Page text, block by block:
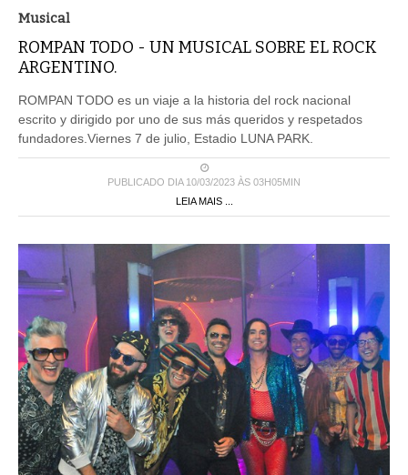
Musical
ROMPAN TODO - UN MUSICAL SOBRE EL ROCK
ARGENTINO.
ROMPAN TODO es un viaje a la historia del rock nacional
escrito y dirigido por uno de sus más queridos y respetados
fundadores.Viernes 7 de julio, Estadio LUNA PARK.
PUBLICADO DIA 10/03/2023 ÀS 03H05MIN
LEIA MAIS ...